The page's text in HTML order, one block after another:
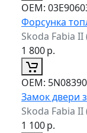
ОЕМ:
Форсунка
Skoda Fabia
1 800р.
ОЕМ:
Замок двери
Skoda Fabia
1 100р.